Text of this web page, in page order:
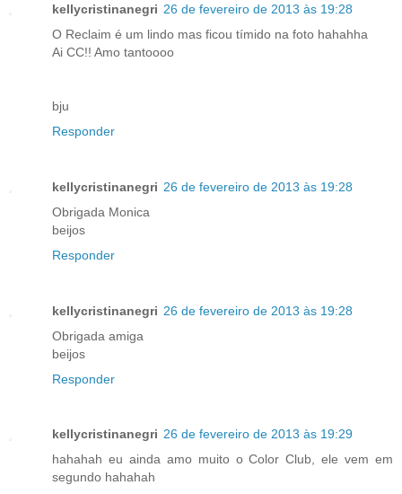
kellycristinanegri 26 de fevereiro de 2013 às 19:28
O Reclaim é um lindo mas ficou tímido na foto hahahha
Ai CC!! Amo tantoooo
bju
Responder
kellycristinanegri 26 de fevereiro de 2013 às 19:28
Obrigada Monica
beijos
Responder
kellycristinanegri 26 de fevereiro de 2013 às 19:28
Obrigada amiga
beijos
Responder
kellycristinanegri 26 de fevereiro de 2013 às 19:29
hahahah eu ainda amo muito o Color Club, ele vem em
segundo hahahah